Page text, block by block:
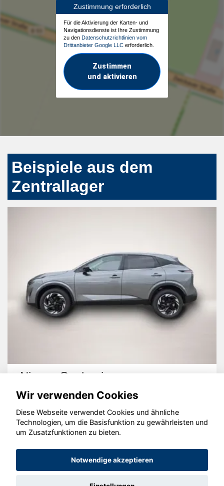
Zustimmung erforderlich
Für die Aktivierung der Karten- und
Navigationsdienste ist Ihre Zustimmung
zu den Datenschutzrichtlinien vom
Drittanbieter Google LLC erforderlich.
Zustimmen
und aktivieren
Beispiele aus dem
Zentrallager
Nissan Qashqai
© konjunkturmotor.de GmbH 2020 - 2026
Wir verwenden Cookies
Diese Webseite verwendet Cookies und ähnliche
Technologien, um die Basisfunktion zu gewährleisten und
um Zusatzfunktionen zu bieten.
Notwendige akzeptieren